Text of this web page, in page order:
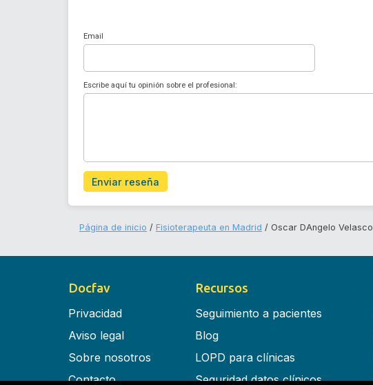
Email
Escribe aquí tu opinión sobre el profesional:
Enviar reseña
Página de inicio Fisioterapeuta en Madrid Oscar DAngelo Velasco
Docfav
Privacidad
Aviso legal
Sobre nosotros
Contacto
Recursos
Seguimiento a pacientes
Blog
LOPD para clínicas
Seguridad datos clínicos